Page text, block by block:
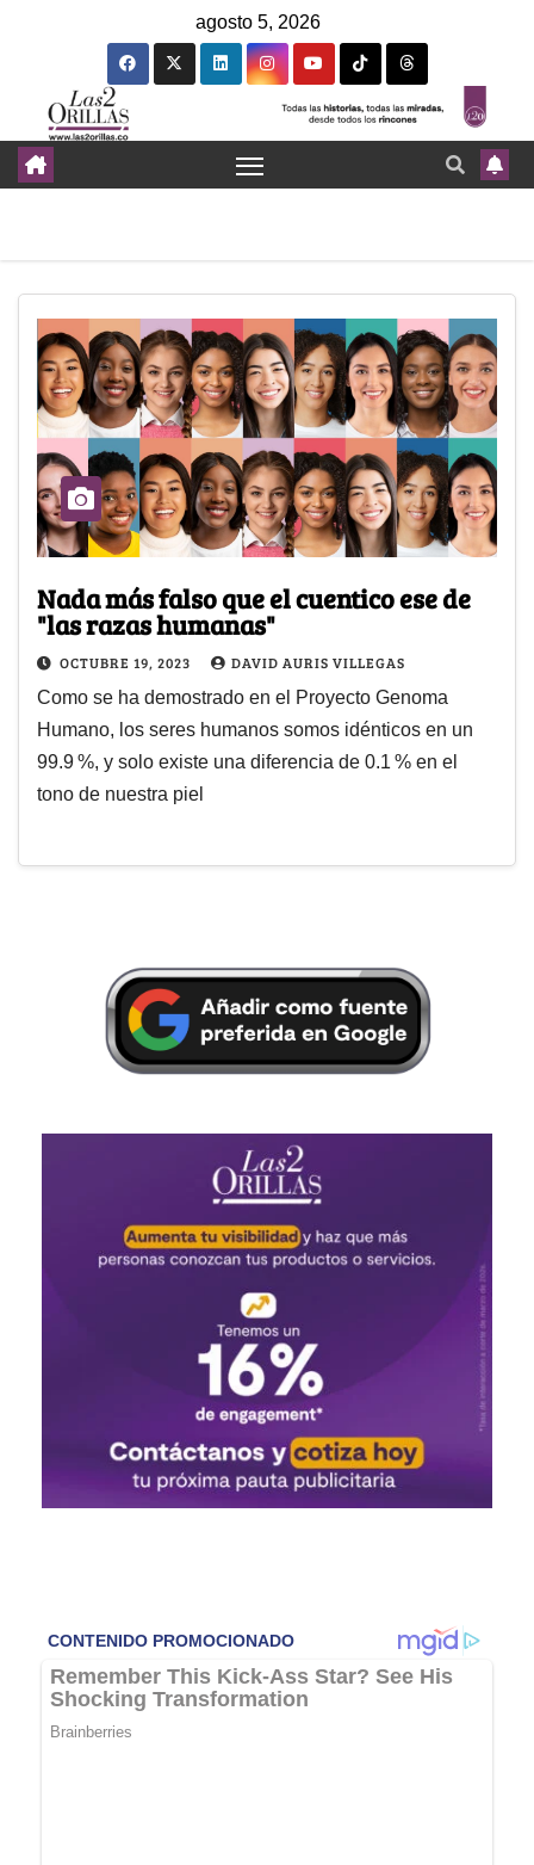
agosto 5, 2026
Nada más falso que el cuentico ese de
"las razas humanas"
OCTUBRE 19, 2023 DAVID AURIS VILLEGAS
Como se ha demostrado en el Proyecto Genoma
Humano, los seres humanos somos idénticos en un
99.9 %, y solo existe una diferencia de 0.1 % en el
tono de nuestra piel